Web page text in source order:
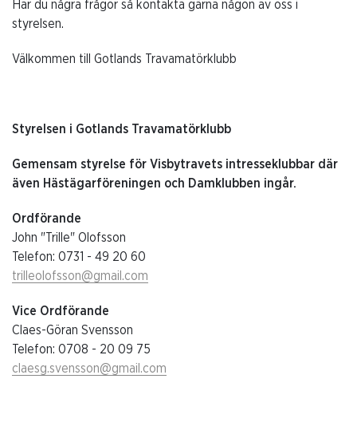
Har du några frågor så kontakta gärna någon av oss i
styrelsen.
Välkommen till Gotlands Travamatörklubb
Styrelsen i Gotlands Travamatörklubb
Gemensam styrelse för Visbytravets intresseklubbar där
även Hästägarföreningen och Damklubben ingår.
Ordförande
John "Trille" Olofsson
Telefon: 0731 - 49 20 60
trilleolofsson@gmail.com
Vice Ordförande
Claes-Göran Svensson
Telefon: 0708 - 20 09 75
claesg.svensson@gmail.com